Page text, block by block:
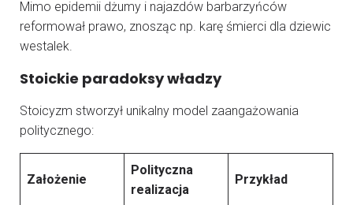
Mimo epidemii dżumy i najazdów barbarzyńców
reformował prawo, znosząc np. karę śmierci dla dziewic
westalek.
Stoickie paradoksy władzy
Stoicyzm stworzył unikalny model zaangażowania
politycznego:
Założenie
Polityczna
realizacja
Przykład